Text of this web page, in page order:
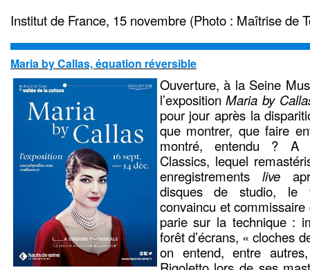
Institut de France, 15 novembre (Photo : Maîtrise de
Maria by Callas, équation réversible
Ouverture, à la Seine
l’expositionMaria by
pour jour après la
que montrer, que faire
montré, entendu ? A
Classics, lequel
enregistrements live
disques de studio, le
convaincu et commissaire
parie sur la technique :
forêt d’écrans, « cloches
on entend, entre